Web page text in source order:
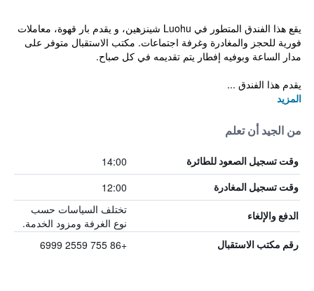
يقع هذا الفندق المتطور في Luohu شينزهين، و يقدم بار قهوة، معاملات
فورية للحجز والمغادرة وغرفة اجتماعات. مكتب الاستقبال متوفر على
مدار الساعة وبوفيه إفطار يتم تقديمه في كل صباح.
يقدم هذا الفندق ...
المزيد
من الجيد أن تعلم
وقت تسجيل الصعود للطائرة 14:00
وقت تسجيل المغادرة 12:00
الدفع والإلغاء
تختلف السياسات حسب
نوع الغرفة ومزود الخدمة.
رقم مكتب الاستقبال +86 755 2559 6999